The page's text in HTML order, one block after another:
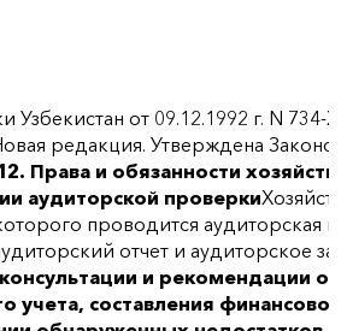
Узбекистан от 09.12.1992 г. N 734-
редакция. Утверждена Законом
Права и обязанности
аудиторской проверки
проводится аудиторская
отчет и аудиторское
и рекомендации о
учета, составления